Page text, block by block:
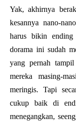
Yak, akhirnya
kesannya nano-
harus bikin ending
dorama ini sudah
yang pernah
mereka masing-
meringis. Tapi
cukup baik di
menegangkan,